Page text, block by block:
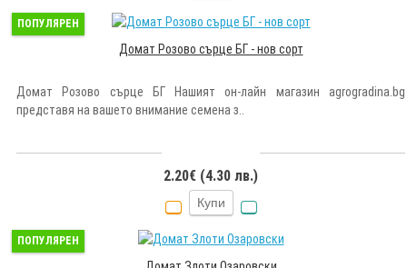
ПОПУЛЯРЕН
Домат Розово сърце БГ - нов сорт
Домат Розово сърце БГ Нашият он-лайн магазин agrogradina.bg
представя на вашето внимание семена з..
2.20€ (4.30 лв.)
Купи
ПОПУЛЯРЕН